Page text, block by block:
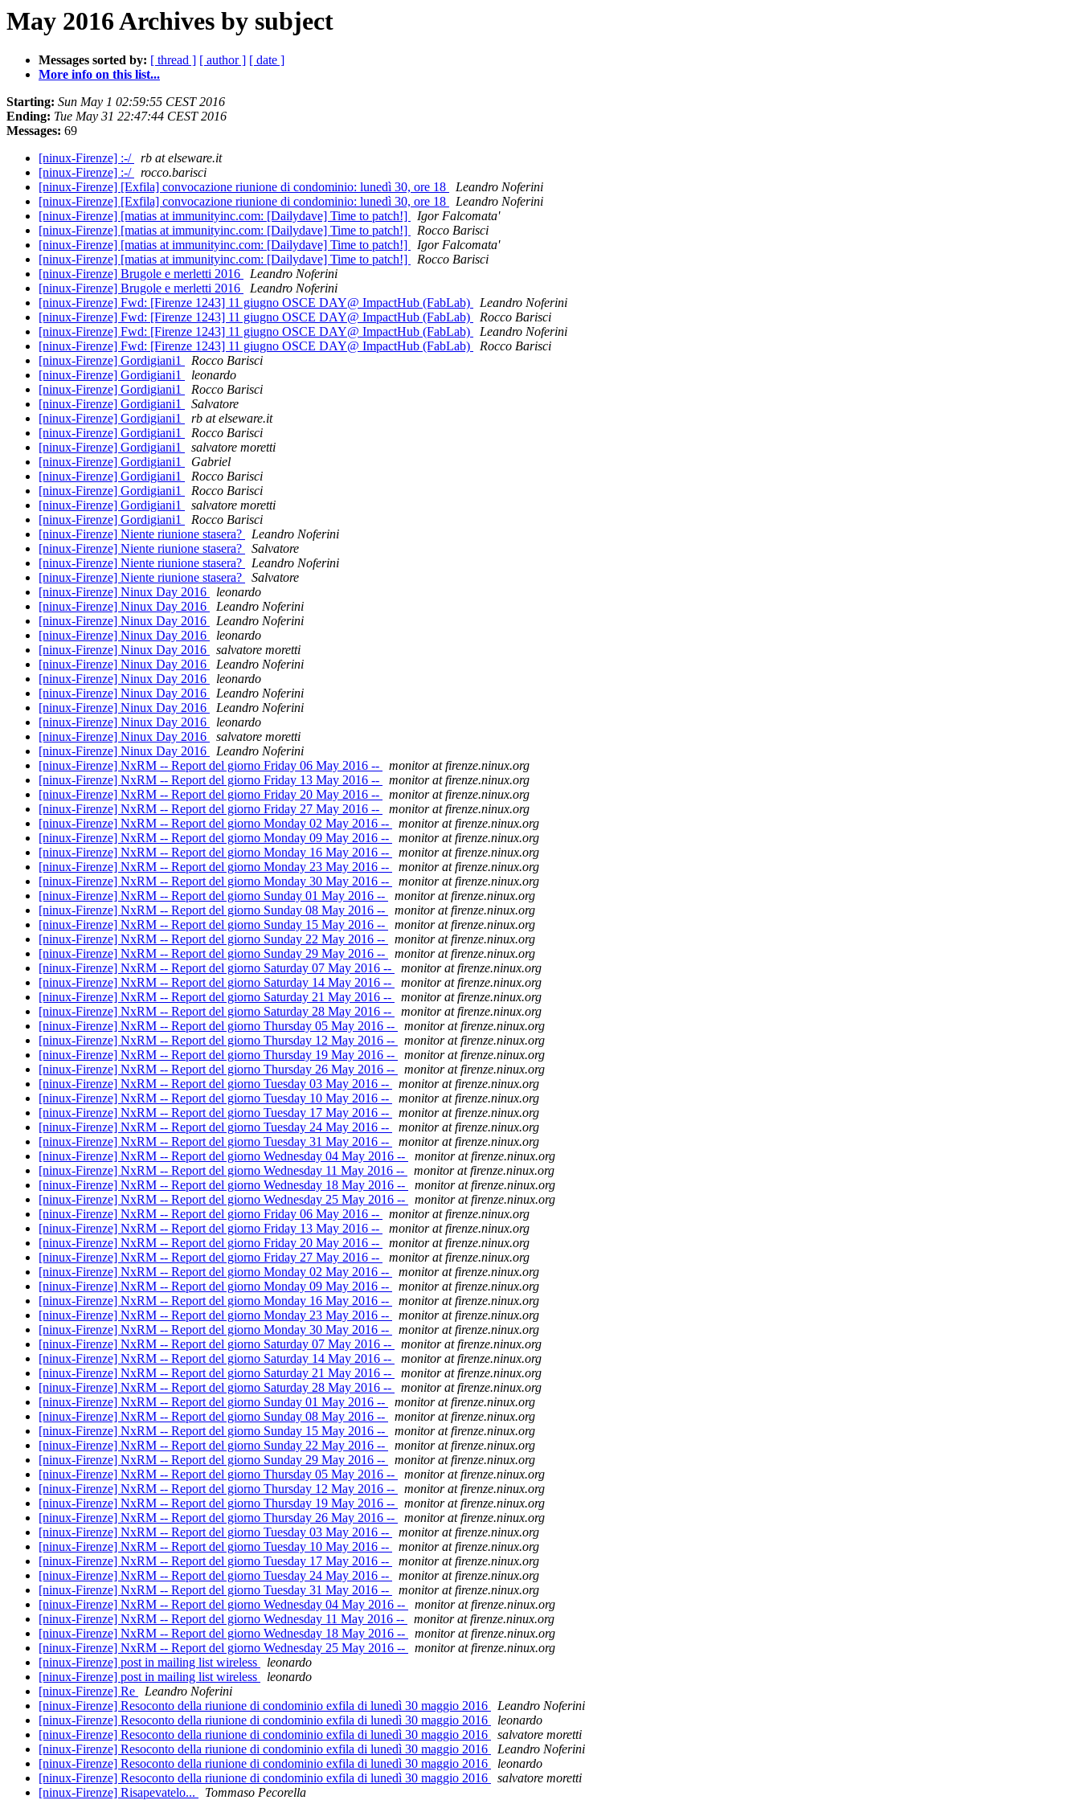
May 2016 Archives by subject
Messages sorted by: [ thread ] [ author ] [ date ]
More info on this list...
Starting: Sun May 1 02:59:55 CEST 2016
Ending: Tue May 31 22:47:44 CEST 2016
Messages: 69
[ninux-Firenze] :-/
rb at elseware.it
[ninux-Firenze] :-/
rocco.barisci
[ninux-Firenze] [Exfila] convocazione riunione di condominio: lunedì 30, ore 18
Leandro Noferini
[ninux-Firenze] [Exfila] convocazione riunione di condominio: lunedì 30, ore 18
Leandro Noferini
[ninux-Firenze] [matias at immunityinc.com: [Dailydave] Time to patch!]
Igor Falcomata'
[ninux-Firenze] [matias at immunityinc.com: [Dailydave] Time to patch!]
Rocco Barisci
[ninux-Firenze] [matias at immunityinc.com: [Dailydave] Time to patch!]
Igor Falcomata'
[ninux-Firenze] [matias at immunityinc.com: [Dailydave] Time to patch!]
Rocco Barisci
[ninux-Firenze] Brugole e merletti 2016
Leandro Noferini
[ninux-Firenze] Brugole e merletti 2016
Leandro Noferini
[ninux-Firenze] Fwd: [Firenze 1243] 11 giugno OSCE DAY@ ImpactHub (FabLab)
Leandro Noferini
[ninux-Firenze] Fwd: [Firenze 1243] 11 giugno OSCE DAY@ ImpactHub (FabLab)
Rocco Barisci
[ninux-Firenze] Fwd: [Firenze 1243] 11 giugno OSCE DAY@ ImpactHub (FabLab)
Leandro Noferini
[ninux-Firenze] Fwd: [Firenze 1243] 11 giugno OSCE DAY@ ImpactHub (FabLab)
Rocco Barisci
[ninux-Firenze] Gordigiani1
Rocco Barisci
[ninux-Firenze] Gordigiani1
leonardo
[ninux-Firenze] Gordigiani1
Rocco Barisci
[ninux-Firenze] Gordigiani1
Salvatore
[ninux-Firenze] Gordigiani1
rb at elseware.it
[ninux-Firenze] Gordigiani1
Rocco Barisci
[ninux-Firenze] Gordigiani1
salvatore moretti
[ninux-Firenze] Gordigiani1
Gabriel
[ninux-Firenze] Gordigiani1
Rocco Barisci
[ninux-Firenze] Gordigiani1
Rocco Barisci
[ninux-Firenze] Gordigiani1
salvatore moretti
[ninux-Firenze] Gordigiani1
Rocco Barisci
[ninux-Firenze] Niente riunione stasera?
Leandro Noferini
[ninux-Firenze] Niente riunione stasera?
Salvatore
[ninux-Firenze] Niente riunione stasera?
Leandro Noferini
[ninux-Firenze] Niente riunione stasera?
Salvatore
[ninux-Firenze] Ninux Day 2016
leonardo
[ninux-Firenze] Ninux Day 2016
Leandro Noferini
[ninux-Firenze] Ninux Day 2016
Leandro Noferini
[ninux-Firenze] Ninux Day 2016
leonardo
[ninux-Firenze] Ninux Day 2016
salvatore moretti
[ninux-Firenze] Ninux Day 2016
Leandro Noferini
[ninux-Firenze] Ninux Day 2016
leonardo
[ninux-Firenze] Ninux Day 2016
Leandro Noferini
[ninux-Firenze] Ninux Day 2016
Leandro Noferini
[ninux-Firenze] Ninux Day 2016
leonardo
[ninux-Firenze] Ninux Day 2016
salvatore moretti
[ninux-Firenze] Ninux Day 2016
Leandro Noferini
[ninux-Firenze] NxRM -- Report del giorno Friday 06 May 2016 --
monitor at firenze.ninux.org
[ninux-Firenze] NxRM -- Report del giorno Friday 13 May 2016 --
monitor at firenze.ninux.org
[ninux-Firenze] NxRM -- Report del giorno Friday 20 May 2016 --
monitor at firenze.ninux.org
[ninux-Firenze] NxRM -- Report del giorno Friday 27 May 2016 --
monitor at firenze.ninux.org
[ninux-Firenze] NxRM -- Report del giorno Monday 02 May 2016 --
monitor at firenze.ninux.org
[ninux-Firenze] NxRM -- Report del giorno Monday 09 May 2016 --
monitor at firenze.ninux.org
[ninux-Firenze] NxRM -- Report del giorno Monday 16 May 2016 --
monitor at firenze.ninux.org
[ninux-Firenze] NxRM -- Report del giorno Monday 23 May 2016 --
monitor at firenze.ninux.org
[ninux-Firenze] NxRM -- Report del giorno Monday 30 May 2016 --
monitor at firenze.ninux.org
[ninux-Firenze] NxRM -- Report del giorno Sunday 01 May 2016 --
monitor at firenze.ninux.org
[ninux-Firenze] NxRM -- Report del giorno Sunday 08 May 2016 --
monitor at firenze.ninux.org
[ninux-Firenze] NxRM -- Report del giorno Sunday 15 May 2016 --
monitor at firenze.ninux.org
[ninux-Firenze] NxRM -- Report del giorno Sunday 22 May 2016 --
monitor at firenze.ninux.org
[ninux-Firenze] NxRM -- Report del giorno Sunday 29 May 2016 --
monitor at firenze.ninux.org
[ninux-Firenze] NxRM -- Report del giorno Saturday 07 May 2016 --
monitor at firenze.ninux.org
[ninux-Firenze] NxRM -- Report del giorno Saturday 14 May 2016 --
monitor at firenze.ninux.org
[ninux-Firenze] NxRM -- Report del giorno Saturday 21 May 2016 --
monitor at firenze.ninux.org
[ninux-Firenze] NxRM -- Report del giorno Saturday 28 May 2016 --
monitor at firenze.ninux.org
[ninux-Firenze] NxRM -- Report del giorno Thursday 05 May 2016 --
monitor at firenze.ninux.org
[ninux-Firenze] NxRM -- Report del giorno Thursday 12 May 2016 --
monitor at firenze.ninux.org
[ninux-Firenze] NxRM -- Report del giorno Thursday 19 May 2016 --
monitor at firenze.ninux.org
[ninux-Firenze] NxRM -- Report del giorno Thursday 26 May 2016 --
monitor at firenze.ninux.org
[ninux-Firenze] NxRM -- Report del giorno Tuesday 03 May 2016 --
monitor at firenze.ninux.org
[ninux-Firenze] NxRM -- Report del giorno Tuesday 10 May 2016 --
monitor at firenze.ninux.org
[ninux-Firenze] NxRM -- Report del giorno Tuesday 17 May 2016 --
monitor at firenze.ninux.org
[ninux-Firenze] NxRM -- Report del giorno Tuesday 24 May 2016 --
monitor at firenze.ninux.org
[ninux-Firenze] NxRM -- Report del giorno Tuesday 31 May 2016 --
monitor at firenze.ninux.org
[ninux-Firenze] NxRM -- Report del giorno Wednesday 04 May 2016 --
monitor at firenze.ninux.org
[ninux-Firenze] NxRM -- Report del giorno Wednesday 11 May 2016 --
monitor at firenze.ninux.org
[ninux-Firenze] NxRM -- Report del giorno Wednesday 18 May 2016 --
monitor at firenze.ninux.org
[ninux-Firenze] NxRM -- Report del giorno Wednesday 25 May 2016 --
monitor at firenze.ninux.org
[ninux-Firenze] NxRM -- Report del giorno Friday 06 May 2016 --
monitor at firenze.ninux.org
[ninux-Firenze] NxRM -- Report del giorno Friday 13 May 2016 --
monitor at firenze.ninux.org
[ninux-Firenze] NxRM -- Report del giorno Friday 20 May 2016 --
monitor at firenze.ninux.org
[ninux-Firenze] NxRM -- Report del giorno Friday 27 May 2016 --
monitor at firenze.ninux.org
[ninux-Firenze] NxRM -- Report del giorno Monday 02 May 2016 --
monitor at firenze.ninux.org
[ninux-Firenze] NxRM -- Report del giorno Monday 09 May 2016 --
monitor at firenze.ninux.org
[ninux-Firenze] NxRM -- Report del giorno Monday 16 May 2016 --
monitor at firenze.ninux.org
[ninux-Firenze] NxRM -- Report del giorno Monday 23 May 2016 --
monitor at firenze.ninux.org
[ninux-Firenze] NxRM -- Report del giorno Monday 30 May 2016 --
monitor at firenze.ninux.org
[ninux-Firenze] NxRM -- Report del giorno Saturday 07 May 2016 --
monitor at firenze.ninux.org
[ninux-Firenze] NxRM -- Report del giorno Saturday 14 May 2016 --
monitor at firenze.ninux.org
[ninux-Firenze] NxRM -- Report del giorno Saturday 21 May 2016 --
monitor at firenze.ninux.org
[ninux-Firenze] NxRM -- Report del giorno Saturday 28 May 2016 --
monitor at firenze.ninux.org
[ninux-Firenze] NxRM -- Report del giorno Sunday 01 May 2016 --
monitor at firenze.ninux.org
[ninux-Firenze] NxRM -- Report del giorno Sunday 08 May 2016 --
monitor at firenze.ninux.org
[ninux-Firenze] NxRM -- Report del giorno Sunday 15 May 2016 --
monitor at firenze.ninux.org
[ninux-Firenze] NxRM -- Report del giorno Sunday 22 May 2016 --
monitor at firenze.ninux.org
[ninux-Firenze] NxRM -- Report del giorno Sunday 29 May 2016 --
monitor at firenze.ninux.org
[ninux-Firenze] NxRM -- Report del giorno Thursday 05 May 2016 --
monitor at firenze.ninux.org
[ninux-Firenze] NxRM -- Report del giorno Thursday 12 May 2016 --
monitor at firenze.ninux.org
[ninux-Firenze] NxRM -- Report del giorno Thursday 19 May 2016 --
monitor at firenze.ninux.org
[ninux-Firenze] NxRM -- Report del giorno Thursday 26 May 2016 --
monitor at firenze.ninux.org
[ninux-Firenze] NxRM -- Report del giorno Tuesday 03 May 2016 --
monitor at firenze.ninux.org
[ninux-Firenze] NxRM -- Report del giorno Tuesday 10 May 2016 --
monitor at firenze.ninux.org
[ninux-Firenze] NxRM -- Report del giorno Tuesday 17 May 2016 --
monitor at firenze.ninux.org
[ninux-Firenze] NxRM -- Report del giorno Tuesday 24 May 2016 --
monitor at firenze.ninux.org
[ninux-Firenze] NxRM -- Report del giorno Tuesday 31 May 2016 --
monitor at firenze.ninux.org
[ninux-Firenze] NxRM -- Report del giorno Wednesday 04 May 2016 --
monitor at firenze.ninux.org
[ninux-Firenze] NxRM -- Report del giorno Wednesday 11 May 2016 --
monitor at firenze.ninux.org
[ninux-Firenze] NxRM -- Report del giorno Wednesday 18 May 2016 --
monitor at firenze.ninux.org
[ninux-Firenze] NxRM -- Report del giorno Wednesday 25 May 2016 --
monitor at firenze.ninux.org
[ninux-Firenze] post in mailing list wireless
leonardo
[ninux-Firenze] post in mailing list wireless
leonardo
[ninux-Firenze] Re
Leandro Noferini
[ninux-Firenze] Resoconto della riunione di condominio exfila di lunedì 30 maggio 2016
Leandro Noferini
[ninux-Firenze] Resoconto della riunione di condominio exfila di lunedì 30 maggio 2016
leonardo
[ninux-Firenze] Resoconto della riunione di condominio exfila di lunedì 30 maggio 2016
salvatore moretti
[ninux-Firenze] Resoconto della riunione di condominio exfila di lunedì 30 maggio 2016
Leandro Noferini
[ninux-Firenze] Resoconto della riunione di condominio exfila di lunedì 30 maggio 2016
leonardo
[ninux-Firenze] Resoconto della riunione di condominio exfila di lunedì 30 maggio 2016
salvatore moretti
[ninux-Firenze] Risapevatelo...
Tommaso Pecorella